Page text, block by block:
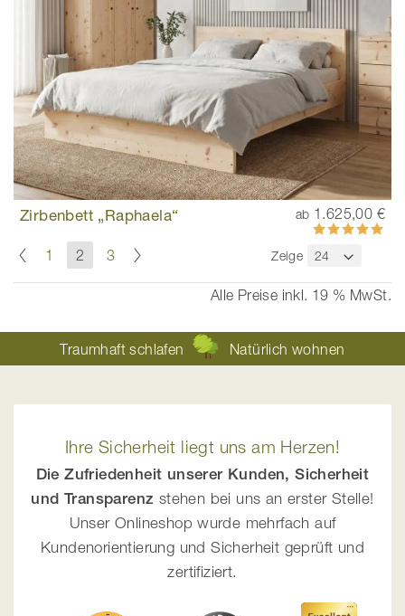
Zirbenbett „Raphaela“ ab 1.625,00 €
Bewertung:
100%
SeiteSeite
Zurück
Seite
1
Sie
lesen
gerade
2 Seite
3 Zeige
Alle Preise inkl. 19 % MwSt.
Traumhaft schlafen Natürlich wohnen
Ihre Sicherheit liegt uns am Herzen!
Die Zufriedenheit unserer Kunden, Sicherheit
und Transparenz stehen bei uns an erster Stelle!
Unser Onlineshop wurde mehrfach auf
Kundenorientierung und Sicherheit geprüft und
zertifiziert.